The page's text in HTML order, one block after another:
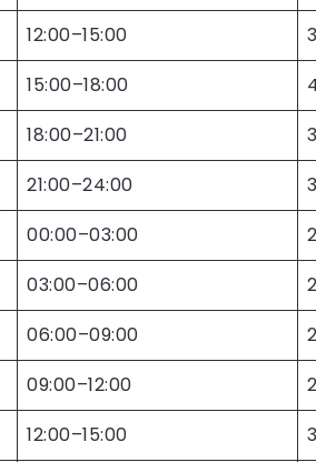
12:00–15:00
3
15:00–18:00
18:00–21:00
3
21:00–24:00
3
00:00–03:00
03:00–06:00
2
06:00–09:00
2
09:00–12:00
12:00–15:00
3